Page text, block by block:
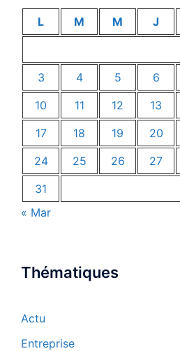
L M M J
3
4 5 6
10
11 12 13
17
18 19 20
24
25 26 27
31
« Mar
Thématiques
Actu
Entreprise